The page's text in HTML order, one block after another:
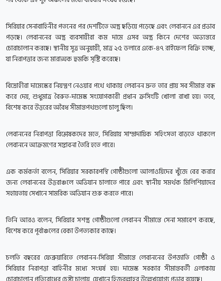
সিরিয়ার সেনাবাহিনীর পতনের পর দেশটিতে অস্ত্র ছড়িয়ে পড়েছে এবং লেবাননে এর প্রভাব
পড়ছে। লেবাননের অস্ত্র ব্যবসায়ীরা কম দামে এসব অস্ত্র কিনে দেশের অভ্যন্তরে
চোরাচালান করছে। স্থানীয় সূত্র অনুযায়ী, মাত্র ২৫ ডলারে একে-৪৭ রাইফেল বিক্রি হচ্ছে,
যা নিরাপত্তার জন্য মারাত্মক হুমকি সৃষ্টি করেছে।
বিদ্রোহীরা দামেস্কের নিয়ন্ত্রণ নেওয়ার পথে থাকায় লেবানন দ্রুত তার প্রায় সব সীমান্ত বন্ধ
করে দেয়, শুধুমাত্র বৈরুত-দামেস্ক সংযোগকারী প্রধান ক্রসিংটি খোলা রাখা হয়। তবে,
বিশেষ করে উত্তরের অবৈধ সীমান্তপথগুলো চালু ছিল।
লেবাননের নিরাপত্তা বিশ্লেষকদের মতে, সিরিয়ায় সাম্প্রদায়িক সহিংসতা বাড়তে থাকলে
লেবাননে আক্রমণের সম্ভাবনা তৈরি হতে পারে।
এক কর্মকর্তা বলেন, সিরিয়ার সরকারপন্থি গোষ্ঠীগুলো আলাওয়িদের খুঁজে বের করার
জন্য লেবাননের উত্তরাঞ্চলে অভিযান চালাতে পারে এবং স্থানীয় সমর্থক মিলিশিয়াদের
সহায়তায় সেখানে সামরিক অভিযান শুরু করতে পারে।
তিনি আরও বলেন, সিরিয়ার সশস্ত্র গোষ্ঠীগুলো লেবানন সীমান্তে সেনা সমাবেশ করছে,
বিশেষ করে পূর্বাঞ্চলের বেকা উপত্যকার কাছে।
চলতি বছরের ফেব্রুয়ারিতে লেবানন-সিরিয়া সীমান্তে লেবাননের উপজাতি গোষ্ঠী ও
সিরিয়ার নিরাপত্তা বাহিনীর মধ্যে সংঘর্ষ হয়। দামেস্ক সরকার সীমান্তবর্তী এলাকায়